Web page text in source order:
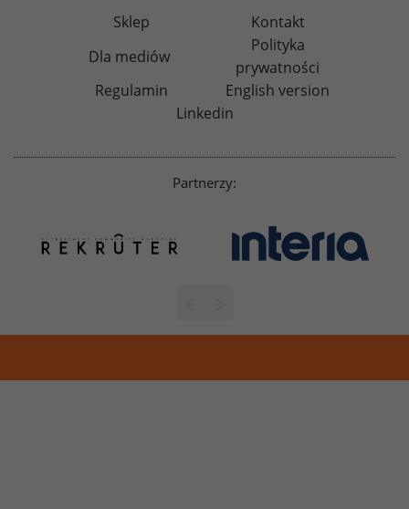
Sklep
Kontakt
Dla mediów
Polityka
prywatności
Regulamin
English version
Linkedin
Partnerzy: